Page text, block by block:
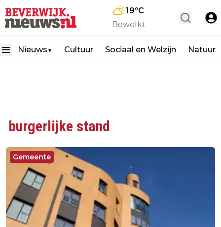
19°C
Bewolkt
Nieuws ▼ Cultuur Sociaal en Welzijn Natuur
burgerlijke stand
Gemeente